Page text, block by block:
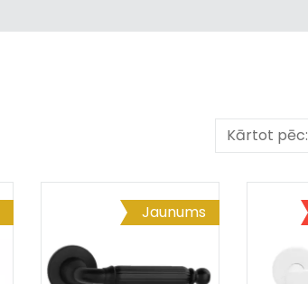
Kārtot pēc:
Jaunums